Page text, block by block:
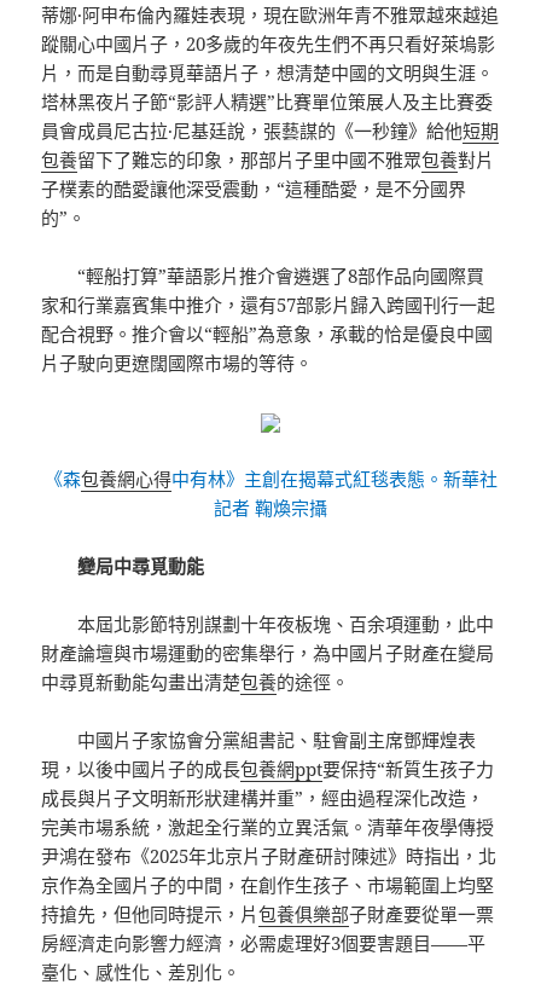
蒂娜·阿申布倫內羅娃表現，現在歐洲年青不雅眾越來越追
蹤關心中國片子，20多歲的年夜先生們不再只看好萊塢影
片，而是自動尋覓華語片子，想清楚中國的文明與生涯。
塔林黑夜片子節“影評人精選”比賽單位策展人及主比賽委
員會成員尼古拉·尼基廷說，張藝謀的《一秒鐘》給他短期
包養留下了難忘的印象，那部片子里中國不雅眾包養對片
子樸素的酷愛讓他深受震動，“這種酷愛，是不分國界
的”。
“輕船打算”華語影片推介會遴選了8部作品向國際買
家和行業嘉賓集中推介，還有57部影片歸入跨國刊行一起
配合視野。推介會以“輕船”為意象，承載的恰是優良中國
片子駛向更遼闊國際市場的等待。
《森包養網心得中有林》主創在揭幕式紅毯表態。新華社
記者 鞠煥宗攝
變局中尋覓動能
本屆北影節特別謀劃十年夜板塊、百余項運動，此中
財產論壇與市場運動的密集舉行，為中國片子財產在變局
中尋覓新動能勾畫出清楚包養的途徑。
中國片子家協會分黨組書記、駐會副主席鄧輝煌表
現，以後中國片子的成長包養網ppt要保持“新質生孩子力
成長與片子文明新形狀建構并重”，經由過程深化改造，
完美市場系統，激起全行業的立異活氣。清華年夜學傳授
尹鴻在發布《2025年北京片子財產研討陳述》時指出，北
京作為全國片子的中間，在創作生孩子、市場範圍上均堅
持搶先，但他同時提示，片包養俱樂部子財產要從單一票
房經濟走向影響力經濟，必需處理好3個要害題目——平
臺化、感性化、差別化。